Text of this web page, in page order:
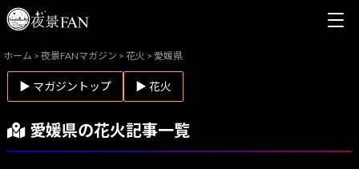
ホーム >夜景FANマガジン >花火 > 愛媛県
▶ マガジントップ ▶ 花火
愛媛県の花火記事一覧